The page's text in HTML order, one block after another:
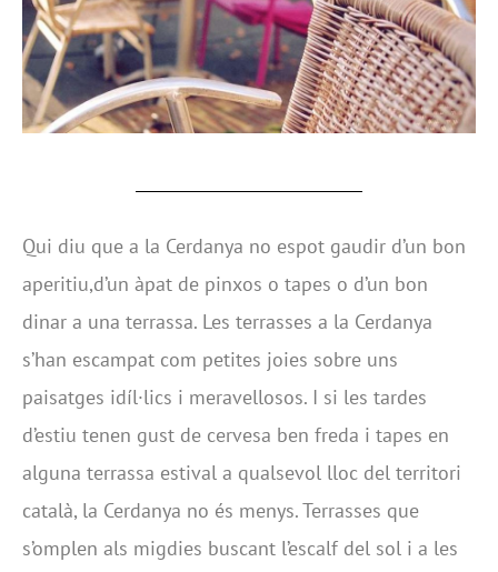
Qui diu que a la Cerdanya no espot gaudir d’un bon
aperitiu,d’un àpat de pinxos o tapes o d’un bon
dinar a una terrassa. Les terrasses a la Cerdanya
s’han escampat com petites joies sobre uns
paisatges idíl·lics i meravellosos. I si les tardes
d’estiu tenen gust de cervesa ben freda i tapes en
alguna terrassa estival a qualsevol lloc del territori
català, la Cerdanya no és menys. Terrasses que
s’omplen als migdies buscant l’escalf del sol i a les